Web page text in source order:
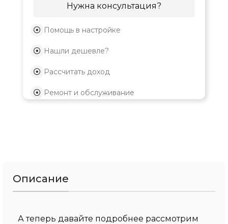
Нужна консультация?
Помощь в настройке
Нашли дешевле?
Рассчитать доход
Ремонт и обслуживание
Описание
А теперь давайте подробнее рассмотрим